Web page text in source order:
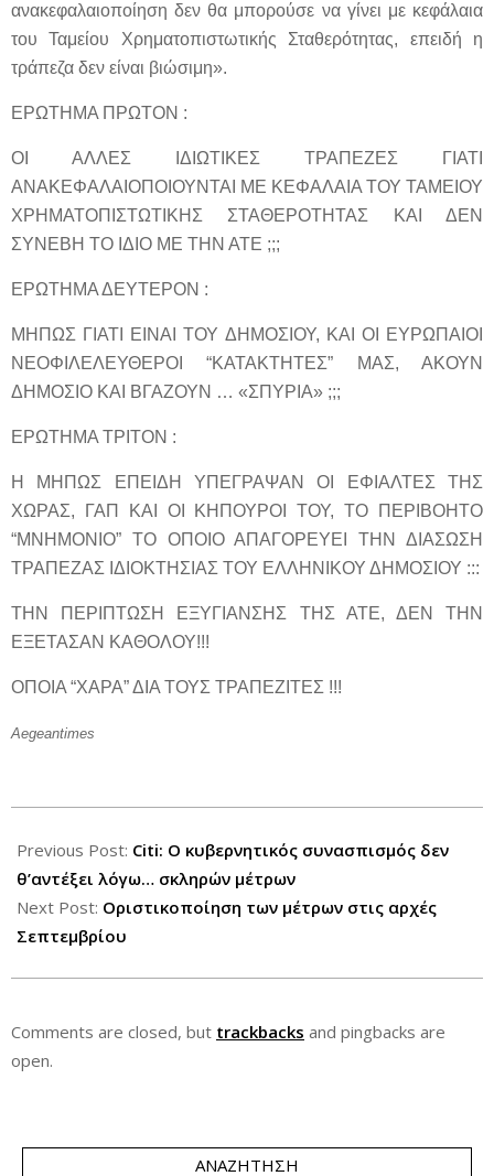
ανακεφαλαιοποίηση δεν θα μπορούσε να γίνει με κεφάλαια
του Ταμείου Χρηματοπιστωτικής Σταθερότητας, επειδή η
τράπεζα δεν είναι βιώσιμη».
ΕΡΩΤΗΜΑ ΠΡΩΤΟΝ :
ΟΙ ΑΛΛΕΣ ΙΔΙΩΤΙΚΕΣ ΤΡΑΠΕΖΕΣ ΓΙΑΤΙ
ΑΝΑΚΕΦΑΛΑΙΟΠΟΙΟΥΝΤΑΙ ΜΕ ΚΕΦΑΛΑΙΑ ΤΟΥ ΤΑΜΕΙΟΥ
ΧΡΗΜΑΤΟΠΙΣΤΩΤΙΚΗΣ ΣΤΑΘΕΡΟΤΗΤΑΣ ΚΑΙ ΔΕΝ
ΣΥΝΕΒΗ ΤΟ ΙΔΙΟ ΜΕ ΤΗΝ ΑΤΕ ;;;
ΕΡΩΤΗΜΑ ΔΕΥΤΕΡΟΝ :
ΜΗΠΩΣ ΓΙΑΤΙ ΕΙΝΑΙ ΤΟΥ ΔΗΜΟΣΙΟΥ, ΚΑΙ ΟΙ ΕΥΡΩΠΑΙΟΙ
ΝΕΟΦΙΛΕΛΕΥΘΕΡΟΙ “ΚΑΤΑΚΤΗΤΕΣ” ΜΑΣ, ΑΚΟΥΝ
ΔΗΜΟΣΙΟ ΚΑΙ ΒΓΑΖΟΥΝ … «ΣΠΥΡΙΑ» ;;;
ΕΡΩΤΗΜΑ ΤΡΙΤΟΝ :
Η ΜΗΠΩΣ ΕΠΕΙΔΗ ΥΠΕΓΡΑΨΑΝ ΟΙ ΕΦΙΑΛΤΕΣ ΤΗΣ
ΧΩΡΑΣ, ΓΑΠ ΚΑΙ ΟΙ ΚΗΠΟΥΡΟΙ ΤΟΥ, ΤΟ ΠΕΡΙΒΟΗΤΟ
“ΜΝΗΜΟΝΙΟ” ΤΟ ΟΠΟΙΟ ΑΠΑΓΟΡΕΥΕΙ ΤΗΝ ΔΙΑΣΩΣΗ
ΤΡΑΠΕΖΑΣ ΙΔΙΟΚΤΗΣΙΑΣ ΤΟΥ ΕΛΛΗΝΙΚΟΥ ΔΗΜΟΣΙΟΥ :::
ΤΗΝ ΠΕΡΙΠΤΩΣΗ ΕΞΥΓΙΑΝΣΗΣ ΤΗΣ ΑΤΕ, ΔΕΝ ΤΗΝ
ΕΞΕΤΑΣΑΝ ΚΑΘΟΛΟΥ!!!
ΟΠΟΙΑ “ΧΑΡΑ” ΔΙΑ ΤΟΥΣ ΤΡΑΠΕΖΙΤΕΣ !!!
Aegeantimes
08-
04
Previous Post: Citi: Ο κυβερνητικός συνασπισμός δεν
θ’αντέξει λόγω… σκληρών μέτρων
Next Post: Οριστικοποίηση των μέτρων στις αρχές
Σεπτεμβρίου
Comments are closed, but trackbacks and pingbacks are
open.
ΑΝΑΖΉΤΗΣΗ